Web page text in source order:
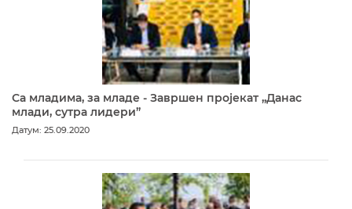
Са младима, за младе - Завршен пројекат „Данас
млади, сутра лидери”
Датум: 25.09.2020